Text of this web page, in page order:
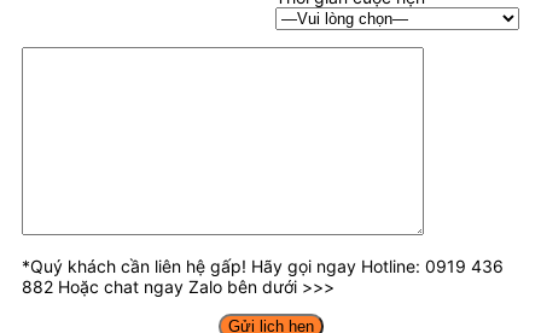
*Quý khách cần liên hệ gấp! Hãy gọi ngay Hotline: 0919 436
882 Hoặc chat ngay Zalo bên dưới >>>